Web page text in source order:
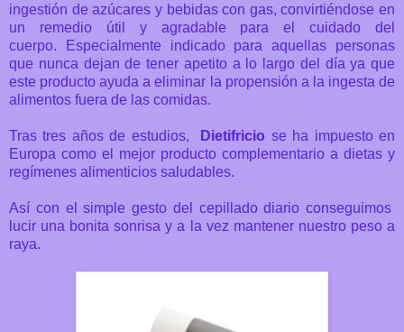
ingestión de azúcares y bebidas con gas, convirtiéndose en
un remedio útil y agradable para el cuidado del
cuerpo. Especialmente indicado para aquellas personas
que nunca dejan de tener apetito a lo largo del día ya que
este producto ayuda a eliminar la propensión a la ingesta de
alimentos fuera de las comidas.
Tras tres años de estudios, Dietifricio se ha impuesto en
Europa como el mejor producto complementario a dietas y
regímenes alimenticios saludables.
Así con el simple gesto del cepillado diario conseguimos
lucir una bonita sonrisa y a la vez mantener nuestro peso a
raya.